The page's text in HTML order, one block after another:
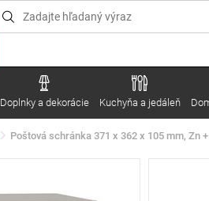
Doplnky a dekorácie Kuchyňa a jedáleň
Poštová schránka 371 x 362 x 105 mm, Zn